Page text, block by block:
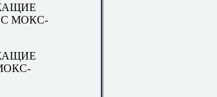
МОКС-